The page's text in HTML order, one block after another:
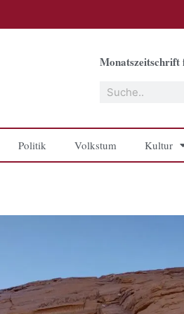
Suche
Politik Volkstum Kultur